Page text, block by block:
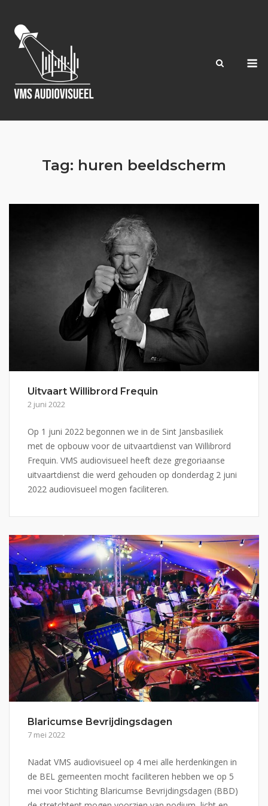
inhoud
Tag: huren beeldscherm
Uitvaart Willibrord Frequin
2 juni 2022
Op 1 juni 2022 begonnen we in de Sint Jansbasiliek
met de opbouw voor de uitvaartdienst van Willibrord
Frequin. VMS audiovisueel heeft deze gregoriaanse
uitvaartdienst die werd gehouden op donderdag 2 juni
2022 audiovisueel mogen faciliteren.
Blaricumse Bevrijdingsdagen
7 mei 2022
Nadat VMS audiovisueel op 4 mei alle herdenkingen in
de BEL gemeenten mocht faciliteren hebben we op 5
mei voor Stichting Blaricumse Bevrijdingsdagen (BBD)